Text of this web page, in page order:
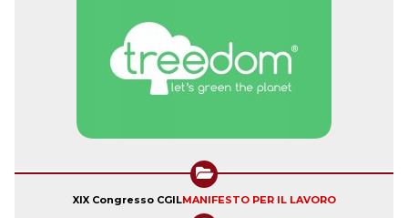
XIX Congresso CGILMANIFESTO PER IL LAVORO